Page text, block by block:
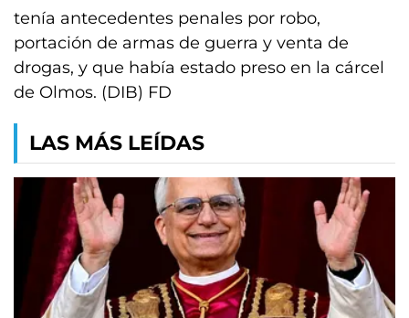
tenía antecedentes penales por robo,
portación de armas de guerra y venta de
drogas, y que había estado preso en la cárcel
de Olmos. (DIB) FD
LAS MÁS LEÍDAS